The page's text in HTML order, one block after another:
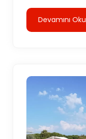
Devamını Oku